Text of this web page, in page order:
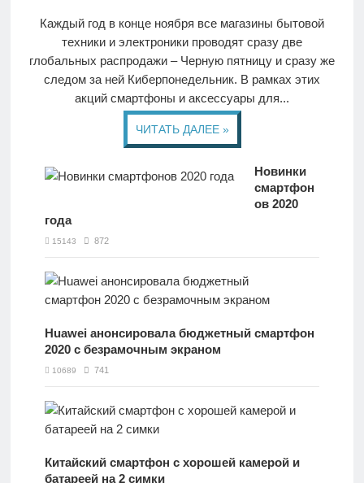
Каждый год в конце ноября все магазины бытовой
техники и электроники проводят сразу две
глобальных распродажи – Черную пятницу и сразу же
следом за ней Киберпонедельник. В рамках этих
акций смартфоны и аксессуары для...
ЧИТАТЬ ДАЛЕЕ »
Новинки
смартфон
ов 2020
года
15143 872
Huawei анонсировала бюджетный смартфон
2020 с безрамочным экраном
10689 741
Китайский смартфон с хорошей камерой и
батареей на 2 симки